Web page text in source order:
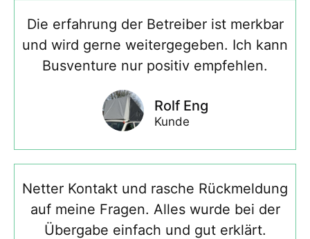
Die erfahrung der Betreiber ist merkbar
und wird gerne weitergegeben. Ich kann
Busventure nur positiv empfehlen.
Rolf Eng
Kunde
Netter Kontakt und rasche Rückmeldung
auf meine Fragen. Alles wurde bei der
Übergabe einfach und gut erklärt.